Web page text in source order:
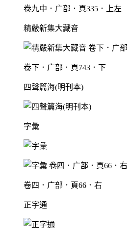
卷九中．广部．頁335．上左
精嚴新集大藏音
卷下．广部．頁743．下
四聲篇海(明刊本)
字彙
卷四．广部．頁66．右
正字通